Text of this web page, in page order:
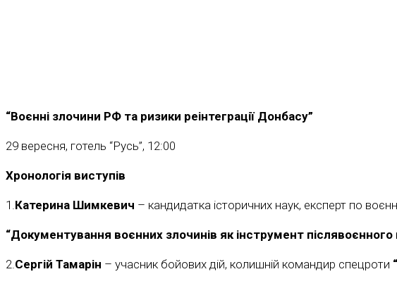
“Воєнні злочини РФ та ризики реінтеграції Донбасу”
29 вересня, готель “Русь”, 12:00
Хронологія виступів
1.Катерина Шимкевич – кандидатка історичних наук, експерт по
“Документування воєнних злочинів як інструмент
2.Сергій Тамарін – учасник бойових дій, колишній командир спецроти